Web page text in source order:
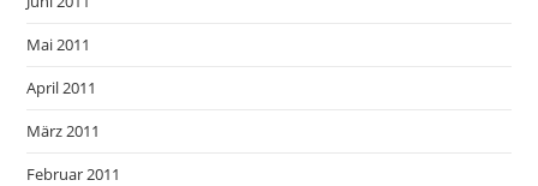
Mai 2011
April 2011
März 2011
Februar 2011